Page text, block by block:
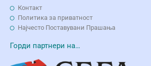
Контакт
Политика за приватност
Најчесто Поставувани Прашања
Горди партнери на…